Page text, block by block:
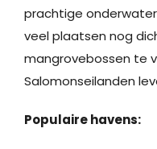
prachtige
veel plaatsen nog
mangrovebossen te
Salomonseilanden
Populaire havens: